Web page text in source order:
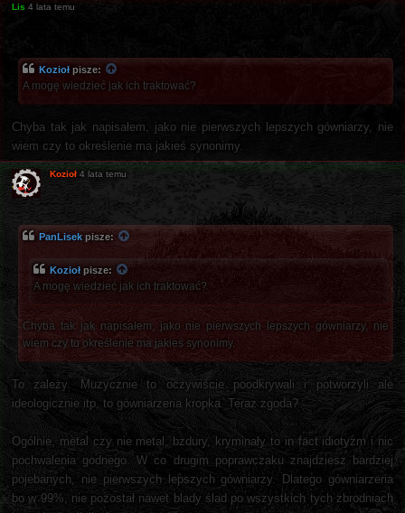
Lis 4 lata temu
Kozioł pisze:
A mogę wiedzieć jak ich traktować?
Chyba tak jak napisałem, jako nie pierwszych lepszych gówniarzy, nie
wiem czy to określenie ma jakieś synonimy.
Kozioł 4 lata temu
PanLisek pisze:
Kozioł pisze:
A mogę wiedzieć jak ich traktować?
Chyba tak jak napisałem, jako nie pierwszych lepszych gówniarzy, nie
wiem czy to określenie ma jakieś synonimy.
To zależy. Muzycznie to oczywiście poodkrywali i potworzyli ale
ideologicznie itp, to gówniarzeria kropka. Teraz zgoda?
Ogólnie, metal czy nie metal, bzdury, kryminały to in fact idiotyzm i nic
pochwalenia godnego. W co drugim poprawczaku znajdziesz bardziej
pojebanych, nie pierwszych lepszych gówniarzy. Dlatego gówniarzeria
bo w 99%, nie pozostał nawet blady ślad po wszystkich tych zbrodniach